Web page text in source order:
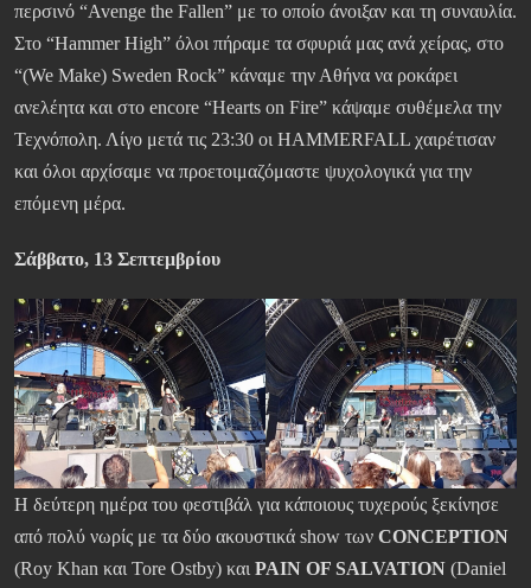
περσινό “Avenge the Fallen” με το οποίο άνοιξαν και τη συναυλία.
Στο “Hammer High” όλοι πήραμε τα σφυριά μας ανά χείρας, στο
“(We Make) Sweden Rock” κάναμε την Αθήνα να ροκάρει
ανελέητα και στο encore “Hearts on Fire” κάψαμε συθέμελα την
Τεχνόπολη. Λίγο μετά τις 23:30 οι HAMMERFALL χαιρέτισαν
και όλοι αρχίσαμε να προετοιμαζόμαστε ψυχολογικά για την
επόμενη μέρα.
Σάββατο, 13 Σεπτεμβρίου
Η δεύτερη ημέρα του φεστιβάλ για κάποιους τυχερούς ξεκίνησε
από πολύ νωρίς με τα δύο ακουστικά show των CONCEPTION
(Roy Khan και Tore Ostby) και PAIN OF SALVATION (Daniel